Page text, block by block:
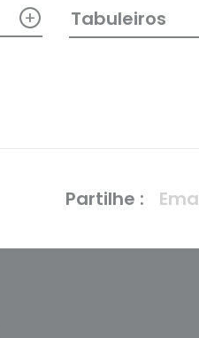
+ Tabuleiros
Partilhe :